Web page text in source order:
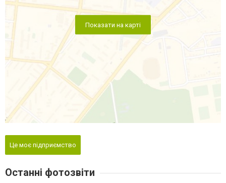
Показати на карті
Це моє підприємство
Останні фотозвіти